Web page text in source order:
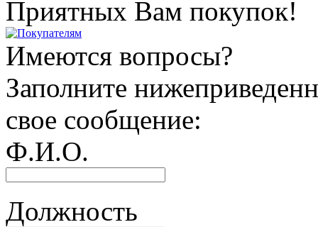
Приятных Вам покупок!
Имеются вопросы?
Заполните
свое сообщение:
Ф.И.О.
Должность